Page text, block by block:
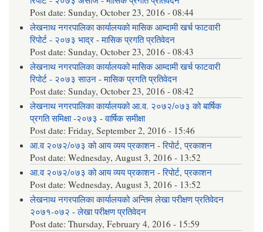
Post date:Sunday, October 23, 2016 - 08:44
लेखनाथ नगरपालिका कार्यालयको मासिक आम्दामी खर्च फाटवारी
रिपोर्ट - २०७३ भाद्र-मासिक प्रगति प्रतिवेदन
Post date:Sunday, October 23, 2016 - 08:43
लेखनाथ नगरपालिका कार्यालयको मासिक आम्दामी खर्च फाटवारी
रिपोर्ट - २०७३ साउन-मासिक प्रगति प्रतिवेदन
Post date:Sunday, October 23, 2016 - 08:42
लेखनाथ नगरपालिका कार्यालयको आ.व. २०७२/०७३ को बार्षिक
प्रगति समिक्षा -२०७३-वार्षिक समीक्षा
Post date:Friday, September 2, 2016 - 15:46
आ.व २०७२/०७३ को आय व्यय प्रकाशन-रिपोर्ट,प्रकाशन
Post date:Wednesday, August 3, 2016 - 13:52
आ.व २०७२/०७३ को आय व्यय प्रकाशन-रिपोर्ट,प्रकाशन
Post date:Wednesday, August 3, 2016 - 13:52
लेखनाथ नगरपालिका कार्यालयको अन्तिम लेखा परीक्षण प्रतिवेदन
२०७१-०७२ -लेखा परीक्षण प्रतिवेदन
Post date:Thursday, February 4, 2016 - 15:59